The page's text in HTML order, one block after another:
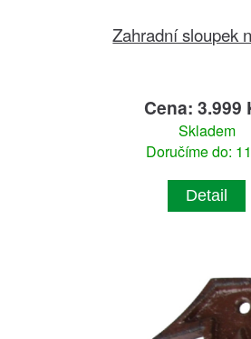
Zahradní sloupek
Cena: 3.999
Skladem
Doručíme do:
Detail